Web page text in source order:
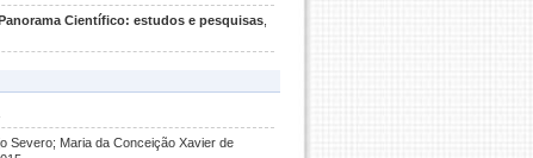
Científico: estudos e pesquisas
Severo; Maria da Conceição Xavier de